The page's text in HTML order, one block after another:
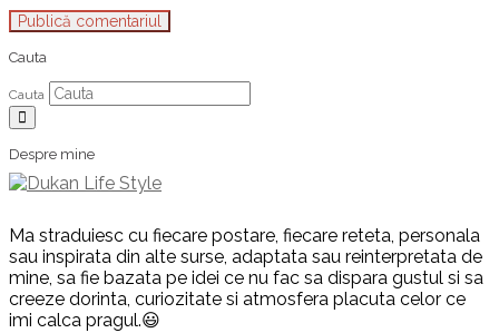
Cauta
Cauta
Despre mine
Ma straduiesc cu fiecare postare, fiecare reteta, personala
sau inspirata din alte surse, adaptata sau reinterpretata de
mine, sa fie bazata pe idei ce nu fac sa dispara gustul si sa
creeze dorinta, curiozitate si atmosfera placuta celor ce
imi calca pragul.😃